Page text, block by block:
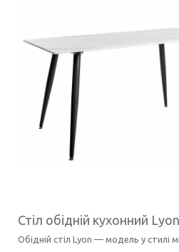
Стіл обідній кухонний
Обідній стіл Lyon — модель у стилі